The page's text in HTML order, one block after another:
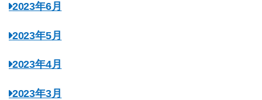
2023年6月
2023年5月
2023年4月
2023年3月